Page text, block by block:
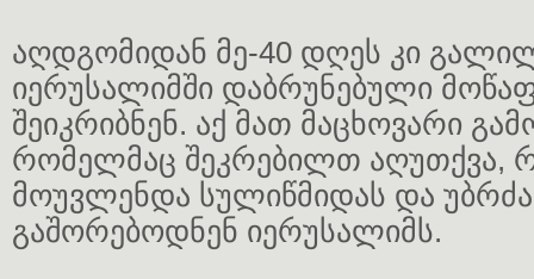
აღდგომიდან მე-40 დღეს კი
იერუსალიმში დაბრუნებული
შეიკრიბნენ. აქ მათ მაცხოვარი
რომელმაც შეკრებილთ აღუთქვა,
მოუვლენდა სულიწმიდას და
გაშორებოდნენ იერუსალიმს.